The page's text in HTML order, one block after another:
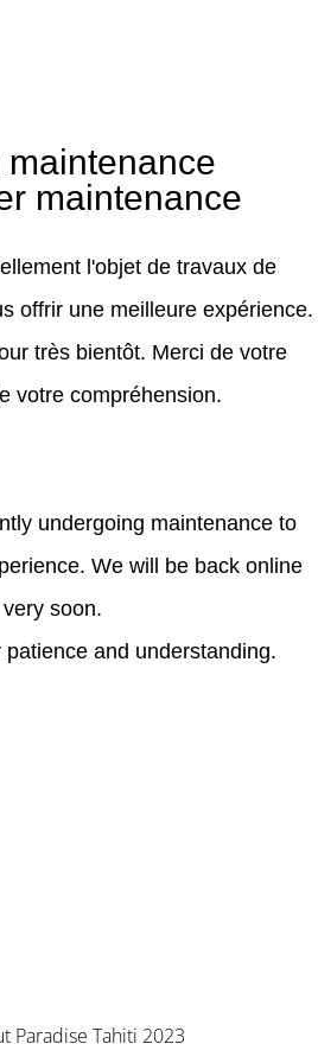
maintenance
maintenance
l'objet de travaux de
offrir une meilleure expérience.
très bientôt. Merci de votre
votre compréhension.
undergoing maintenance to
We will be back online
very soon.
and understanding.
Paradise Tahiti 2023